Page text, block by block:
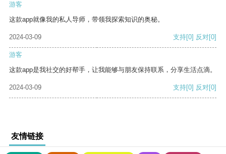
游客
这款app就像我的私人导师，带领我探索知识的奥秘。
2024-03-09 支持[0] 反对[0]
游客
这款app是我社交的好帮手，让我能够与朋友保持联系，分享生活点滴。
2024-03-09 支持[0] 反对[0]
友情链接